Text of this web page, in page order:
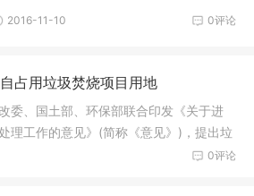
0评论
2016-11-10
占用垃圾焚烧项目用地
委、国土部、环保部联合印发《关于进
理工作的意见》(简称《意见》)，提出垃
市黄线保护范围，严禁擅自占用或随意
0评论